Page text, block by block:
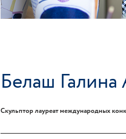
Белаш Галина
Скульптор лауреат международных